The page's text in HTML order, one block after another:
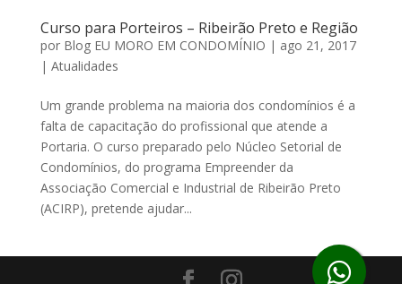
Curso para Porteiros – Ribeirão Preto e Região
por Blog EU MORO EM CONDOMÍNIO | ago 21, 2017
| Atualidades
Um grande problema na maioria dos condomínios é a
falta de capacitação do profissional que atende a
Portaria. O curso preparado pelo Núcleo Setorial de
Condomínios, do programa Empreender da
Associação Comercial e Industrial de Ribeirão Preto
(ACIRP), pretende ajudar...